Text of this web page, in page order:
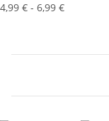
4,99 € - 6,99 €